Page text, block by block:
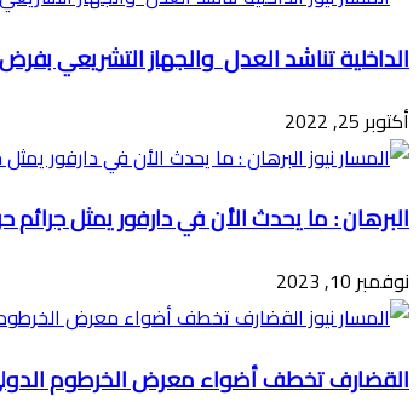
الداخلية تناشد العدل والجهاز التشريعي
أكتوبر 25, 2022
البرهان : ما يحدث الأن في دارفور يمثل جرائم
نوفمبر 10, 2023
القضارف تخطف أضواء معرض الخرطوم